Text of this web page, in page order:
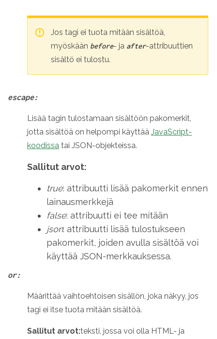
Jos tagi ei tuota mitään sisältöä,
myöskään before- ja after-attribuuttien
sisältö ei tulostu.
escape:
Lisää tagin tulostamaan sisältöön pakomerkit,
jotta sisältöä on helpompi käyttää JavaScript-
koodissa tai JSON-objekteissa.
Sallitut arvot:
true: attribuutti lisää pakomerkit ennen
lainausmerkkejä
false: attribuutti ei tee mitään
json: attribuutti lisää tulostukseen
pakomerkit, joiden avulla sisältöä voi
käyttää JSON-merkkauksessa.
or:
Määrittää vaihtoehtoisen sisällön, joka näkyy, jos
tagi ei itse tuota mitään sisältöä.
Sallitut arvot:teksti, jossa voi olla HTML- ja